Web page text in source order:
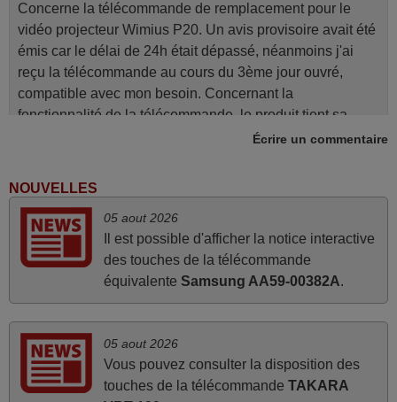
Concerne la télécommande de remplacement pour le
vidéo projecteur Wimius P20. Un avis provisoire avait été
émis car le délai de 24h était dépassé, néanmoins j'ai
reçu la télécommande au cours du 3ème jour ouvré,
compatible avec mon besoin. Concernant la
fonctionnalité de la télécommande, le produit tient sa
promesse. Le document permet de connaître facilement
fournies.
FRANCE
avril 2026
Ravie de voir que ma commande effectuée a 13h30est
deja traitée et expédiée Je vous en remercie d’avance et
attend la réception Encore merci
Écrire un commentaire
NOUVELLES
05 aout 2026
Il est possible d'afficher la notice interactive
des touches de la télécommande
équivalente Samsung AA59-00382A.
05 aout 2026
Vous pouvez consulter la disposition des
touches de la télécommande TAKARA